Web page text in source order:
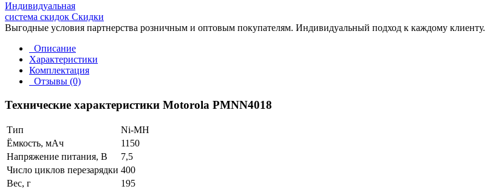
Индивидуальная
система скидок Скидки
Выгодные условия партнерства розничным и оптовым покупателям. Индивидуальный подход к каждому клиенту.
Описание
Характеристики
Комплектация
Отзывы (0)
Технические характеристики Motorola PMNN4018
Тип
Ni-MH
Ёмкость, мАч
1150
Напряжение питания, В
7,5
Число циклов перезарядки 400
Вес, г
195